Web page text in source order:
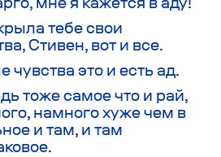
тебе свои
Стивен, вот и все.
это и есть ад.
тоже самое что и рай,
намного хуже чем в
и там, и там